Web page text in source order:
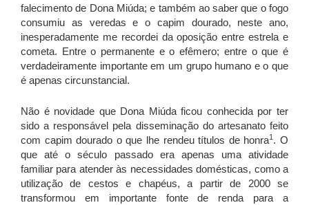
falecimento de Dona Miúda; e também ao saber que o fogo
consumiu as veredas e o capim dourado, neste ano,
inesperadamente me recordei da oposição entre estrela e
cometa. Entre o permanente e o efêmero; entre o que é
verdadeiramente importante em um grupo humano e o que
é apenas circunstancial.
Não é novidade que Dona Miúda ficou conhecida por ter
sido a responsável pela disseminação do artesanato feito
com capim dourado o que lhe rendeu títulos de honra1 . O
que até o século passado era apenas uma atividade
familiar para atender às necessidades domésticas, como a
utilização de cestos e chapéus, a partir de 2000 se
transformou em importante fonte de renda para a